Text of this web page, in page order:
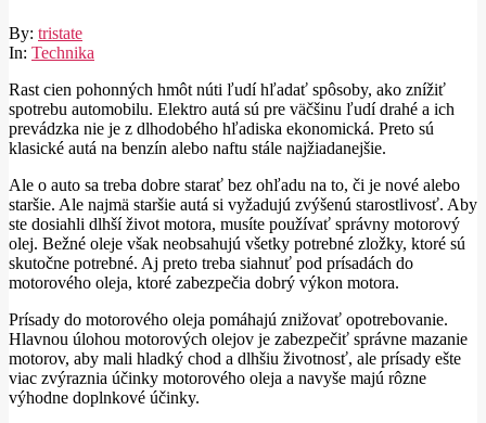
By: tristate
In: Technika
Rast cien pohonných hmôt núti ľudí hľadať spôsoby, ako znížiť
spotrebu automobilu. Elektro autá sú pre väčšinu ľudí drahé a ich
prevádzka nie je z dlhodobého hľadiska ekonomická. Preto sú
klasické autá na benzín alebo naftu stále najžiadanejšie.
Ale o auto sa treba dobre starať bez ohľadu na to, či je nové alebo
staršie. Ale najmä staršie autá si vyžadujú zvýšenú starostlivosť. Aby
ste dosiahli dlhší život motora, musíte používať správny motorový
olej. Bežné oleje však neobsahujú všetky potrebné zložky, ktoré sú
skutočne potrebné. Aj preto treba siahnuť pod prísadách do
motorového oleja, ktoré zabezpečia dobrý výkon motora.
Prísady do motorového oleja pomáhajú znižovať opotrebovanie.
Hlavnou úlohou motorových olejov je zabezpečiť správne mazanie
motorov, aby mali hladký chod a dlhšiu životnosť, ale prísady ešte
viac zvýraznia účinky motorového oleja a navyše majú rôzne
výhodne doplnkové účinky.